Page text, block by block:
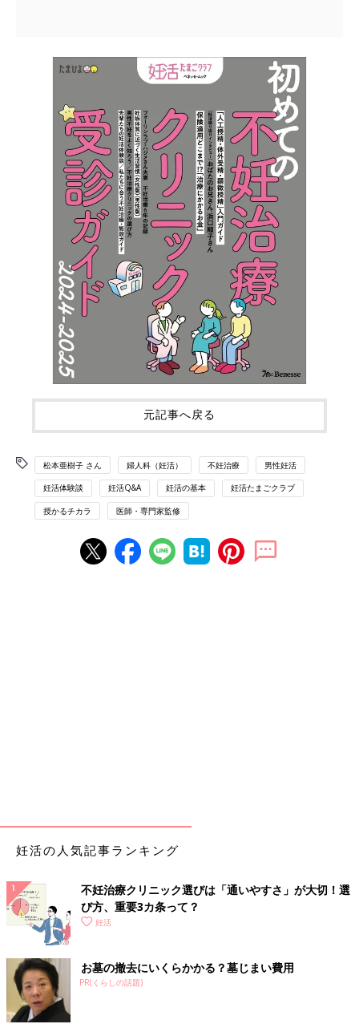
元記事へ戻る
松本亜樹子 さん 婦人科（妊活） 不妊治療 男性妊活
妊活体験談 妊活Q&A 妊活の基本 妊活たまごクラブ
授かるチカラ 医師・専門家監修
妊活の人気記事ランキング
不妊治療クリニック選びは「通いやすさ」が大切！選
び方、重要3カ条って？
妊活
お墓の撤去にいくらかかる？墓じまい費用
PR(くらしの話題)